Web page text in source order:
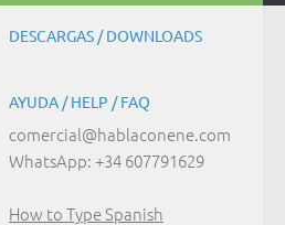
DESCARGAS / DOWNLOADS
AYUDA / HELP / FAQ
comercial@hablaconene.com
WhatsApp: +34 607791629
How to Type Spanish